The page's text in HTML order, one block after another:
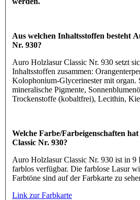
Aus welchen Inhaltsstoffen besteht
Nr. 930?
Auro Holzlasur Classic Nr. 930 setzt
Inhaltsstoffen zusammen:
Kolophonium-Glycerinester mit organ.
mineralische Pigmente,
Trockenstoffe (kobaltfrei), Lecithin,
Welche Farbe/Farbeigenschaften
Classic Nr. 930?
Auro Holzlasur Classic Nr. 930 ist in 9
farblos verfügbar. Die farblose Lasur
Farbtöne sind auf der Farbkarte zu
Link zur Farbkarte